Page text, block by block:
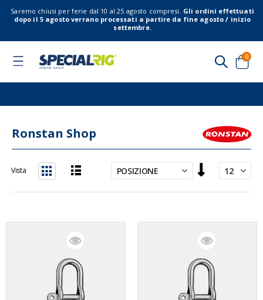
Saremo chiusi per ferie dal 10 al 25 agosto compresi. Gli ordini effettuati
dopo il 5 agosto verrano processati a partire da fine agosto / inizio
settembre.
Toggle
Cart
0
Ronstan Shop
la
direzione
Vista